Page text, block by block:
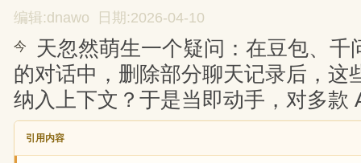
编辑:dnawo 日期:2026-04-10
今
天忽然萌生一个疑问：在豆包、千
的对话中，删除部分聊天记录后，这
纳入上下文？于是当即动手，对多款
引用内容